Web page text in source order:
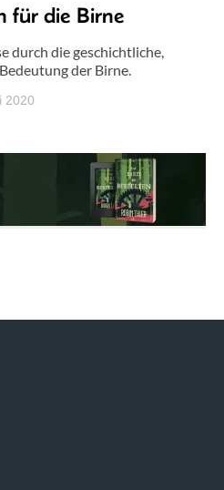
für die Birne
durch die geschichtliche,
der Birne.
2020